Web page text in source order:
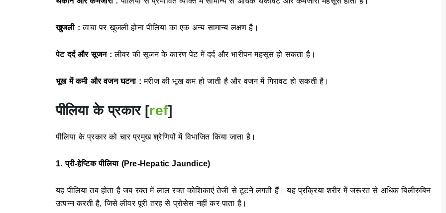
खुजली :त्वचा पर खुजली होना पीलिया का एक अन्य सामान्य लक्षण है।
पेट दर्द और सूजन :लीवर की सूजन के कारण पेट में दर्द और भारीपन महसूस हो सकता है।
भूख में कमी और वजन घटना :मरीज की भूख कम हो जाती है और वजन में गिरावट हो सकती है।
पीलिया के प्रकार[ref]
पीलिया के प्रकार को चार प्रमुख श्रेणियों में विभाजित किया जाता है।
1. प्री-हेप्टिक पीलिया (Pre-Hepatic Jaundice)
यह पीलिया तब होता है जब रक्त में लाल रक्त कोशिकाएं तेजी से टूटने लगती हैं। यह प्रक्रिया शरीर में जरूरत से अधिक बिलीरुबिन
उत्पन्न करती है, जिसे लीवर पूरी तरह से प्रोसेस नहीं कर पाता है।